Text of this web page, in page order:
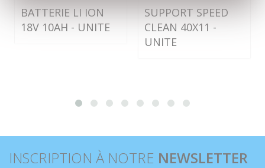
BATTERIE LI ION
18V 10AH - UNITE
SUPPORT SPEED
CLEAN 40X11 -
UNITE
INSCRIPTION À NOTRE NEWSLETTER